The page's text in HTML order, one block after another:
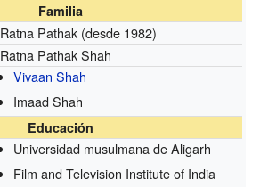
Familia
Ratna Pathak (desde 1982)
Ratna Pathak Shah
Vivaan Shah
Imaad Shah
Educación
Universidad musulmana de Aligarh
Film and Television Institute of India